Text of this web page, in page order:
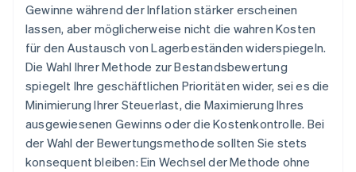
Gewinne während der Inflation stärker erscheinen
lassen, aber möglicherweise nicht die wahren Kosten
für den Austausch von Lagerbeständen widerspiegeln.
Die Wahl Ihrer Methode zur Bestandsbewertung
spiegelt Ihre geschäftlichen Prioritäten wider, sei es die
Minimierung Ihrer Steuerlast, die Maximierung Ihres
ausgewiesenen Gewinns oder die Kostenkontrolle. Bei
der Wahl der Bewertungsmethode sollten Sie stets
konsequent bleiben: Ein Wechsel der Methode ohne